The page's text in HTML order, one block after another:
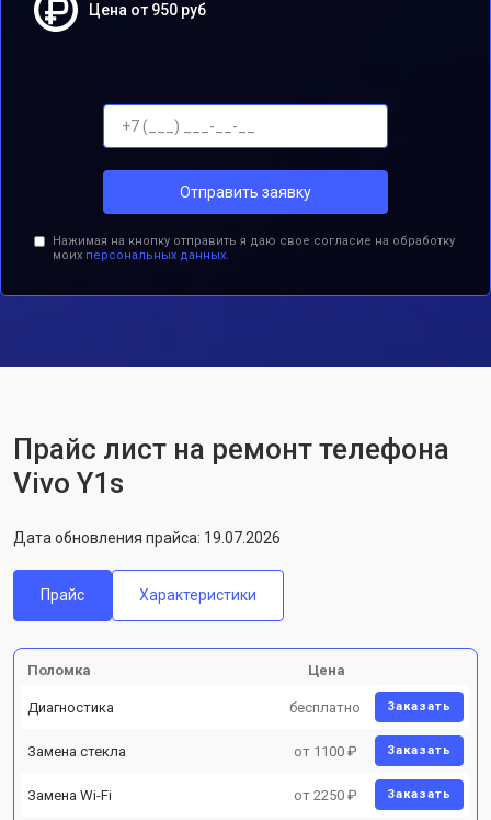
Цена от 950 руб
Отправить заявку
Нажимая на кнопку отправить я даю свое согласие на обработку
моих персональных данных.
Прайс лист на ремонт телефона
Vivo Y1s
Дата обновления прайса: 19.07.2026
Прайс Характеристики
Поломка Цена
Диагностика бесплатно Заказать
Замена стекла от 1100 ₽ Заказать
Замена Wi-Fi от 2250 ₽ Заказать